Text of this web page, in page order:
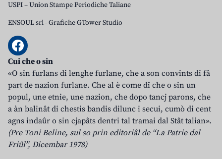
USPI – Union Stampe Periodiche Taliane
ENSOUL srl-Grafiche GTower Studio
Cui che o sin
«O sin furlans di lenghe furlane, che a son convints di fâ
part de nazion furlane. Che al è come dî che o sin un
popul, une etnie, une nazion, che dopo tancj parons, che
a àn balinât di chestis bandis dilunc i secui, cumò di cent
agns indaûr o sin cjapâts dentri tal tramai dal Stât talian».
(Pre Toni Beline, sul so prin editoriâl de “La Patrie dal
Friûl”, Dicembar 1978)